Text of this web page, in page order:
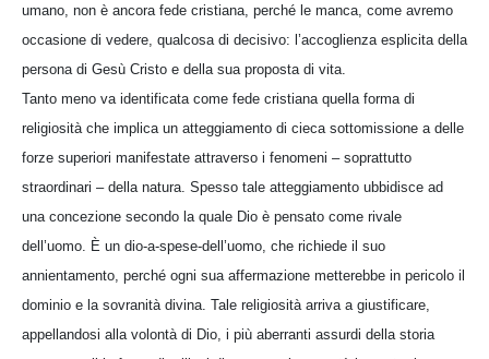
umano, non è ancora fede cristiana, perché le manca, come avremo
occasione di vedere, qualcosa di decisivo: l’accoglienza esplicita della
persona di Gesù Cristo e della sua proposta di vita.
Tanto meno va identificata come fede cristiana quella forma di
religiosità che implica un atteggiamento di cieca sottomissione a delle
forze superiori manifestate attraverso i fenomeni – soprattutto
straordinari – della natura. Spesso tale atteggiamento ubbidisce ad
una concezione secondo la quale Dio è pensato come rivale
dell’uomo. È un dio-a-spese-dell’uomo, che richiede il suo
annientamento, perché ogni sua affermazione metterebbe in pericolo il
dominio e la sovranità divina. Tale religiosità arriva a giustificare,
appellandosi alla volontà di Dio, i più aberranti assurdi della storia